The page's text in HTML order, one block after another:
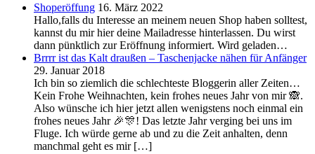
Shoperöffung 16. März 2022
Hallo,falls du Interesse an meinem neuen Shop haben solltest,
kannst du mir hier deine Mailadresse hinterlassen. Du wirst
dann pünktlich zur Eröffnung informiert. Wird geladen…
Brrrr ist das Kalt draußen – Taschenjacke nähen für Anfänger
29. Januar 2018
Ich bin so ziemlich die schlechteste Bloggerin aller Zeiten…
Kein Frohe Weihnachten, kein frohes neues Jahr von mir 🙈.
Also wünsche ich hier jetzt allen wenigstens noch einmal ein
frohes neues Jahr 🎉🎊! Das letzte Jahr verging bei uns im
Fluge. Ich würde gerne ab und zu die Zeit anhalten, denn
manchmal geht es mir […]